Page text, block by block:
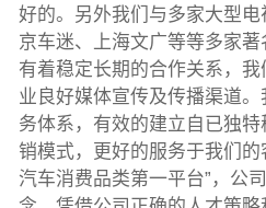
好的。另外我们与多家大型
京车迷、上海文广等等多家
有着稳定长期的合作关系，
业良好媒体宣传及传播渠道
务体系，有效的建立自已独
销模式，更好的服务于我们
汽车消费品类第一平台”，公